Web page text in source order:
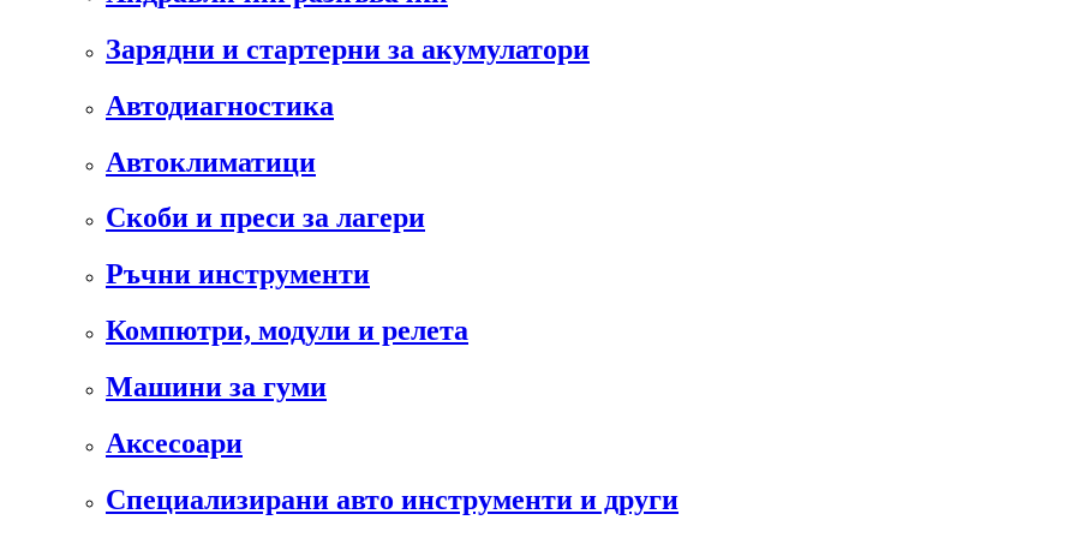
Зарядни и стартерни за акумулатори
Автодиагностика
Автоклиматици
Скоби и преси за лагери
Ръчни инструменти
Компютри, модули и релета
Машини за гуми
Аксесоари
Специализирани авто инструменти и други